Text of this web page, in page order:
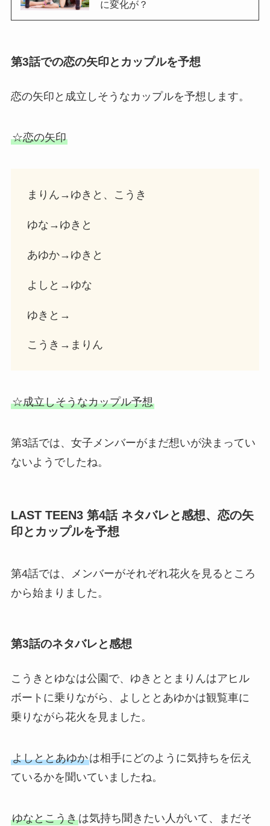
に変化が？
第3話での恋の矢印とカップルを予想
恋の矢印と成立しそうなカップルを予想します。
☆恋の矢印
まりん→ゆきと、こうき
ゆな→ゆきと
あゆか→ゆきと
よしと→ゆな
ゆきと→
こうき→まりん
☆成立しそうなカップル予想
第3話では、女子メンバーがまだ想いが決まってい
ないようでしたね。
LAST TEEN3 第4話 ネタバレと感想、恋の矢
印とカップルを予想
第4話では、メンバーがそれぞれ花火を見るところ
から始まりました。
第3話のネタバレと感想
こうきとゆなは公園で、ゆきととまりんはアヒル
ボートに乗りながら、よしととあゆかは観覧車に
乗りながら花火を見ました。
よしととあゆかは相手にどのように気持ちを伝え
ているかを聞いていましたね。
ゆなとこうきは気持ち聞きたい人がいて、まだそ